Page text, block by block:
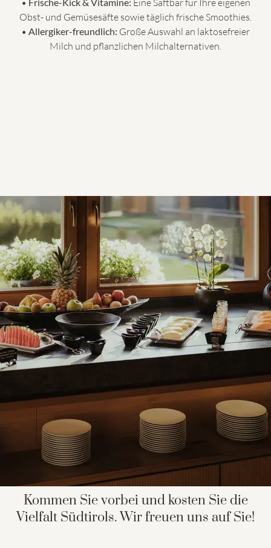
•
Eine Saftbar für Ihre eigenen
Obst- und Gemüsesäfte sowie täglich frische Smoothies.
• Allergiker-freundlich: Große Auswahl an laktosefreier
Milch und pflanzlichen Milchalternativen.
Kommen Sie vorbei und kosten Sie die
Vielfalt Südtirols. Wir freuen uns auf Sie!